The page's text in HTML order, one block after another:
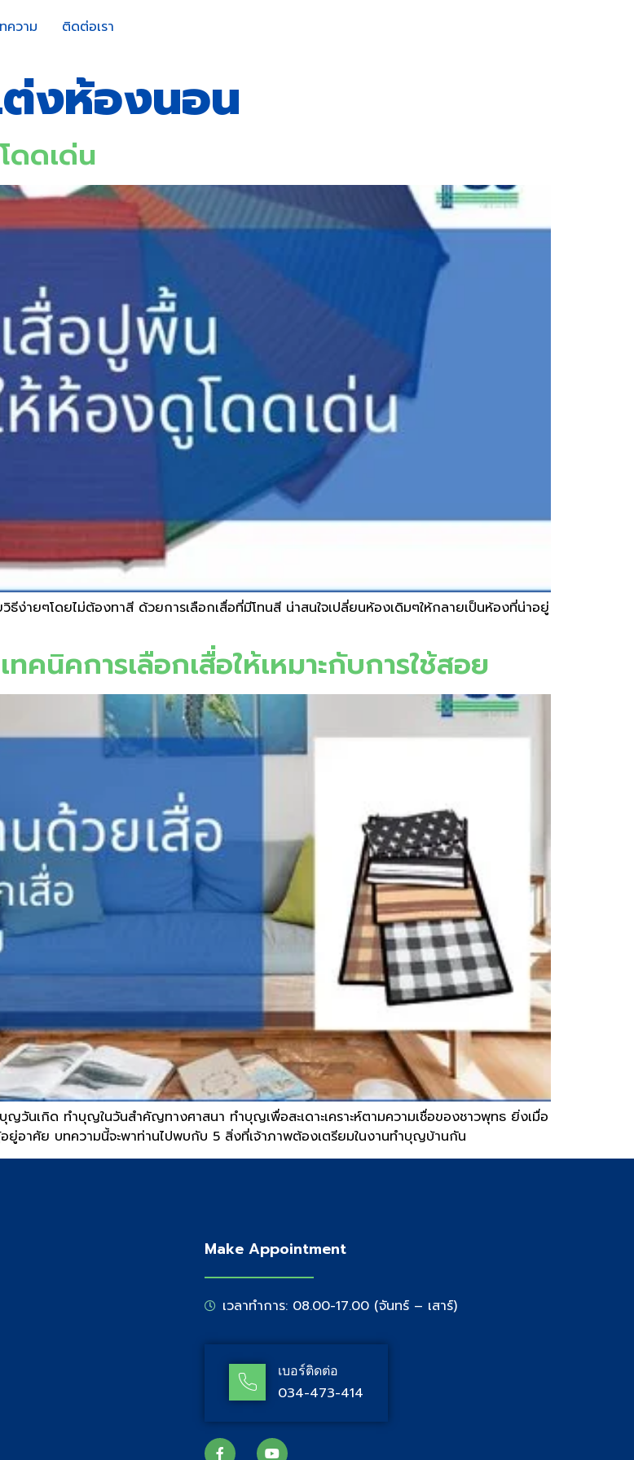
ความ ติดต่อเรา
งห้องนอน
ดดเด่น
ง่ายๆโดยไม่ต้องทาสี ด้วยการเลือกเสื่อที่มีโทนสี น่าสนใจเปลี่ยนห้องเดิมๆให้กลายเป็นห้องที่น่าอยู่
นิคการเลือกเสื่อให้เหมาะกับการใช้สอย
วันเกิด ทำบุญในวันสำคัญทางศาสนา ทำบุญเพื่อสะเดาะเคราะห์ตามความเชื่อของชาวพุทธ ยิ่งเมื่อ
อาศัย บทความนี้จะพาท่านไปพบกับ 5 สิ่งที่เจ้าภาพต้องเตรียมในงานทำบุญบ้านกัน
Make Appointment
เวลาทำการ: 08.00-17.00 (จันทร์ – เสาร์)
เบอร์ติดต่อ
034-473-414